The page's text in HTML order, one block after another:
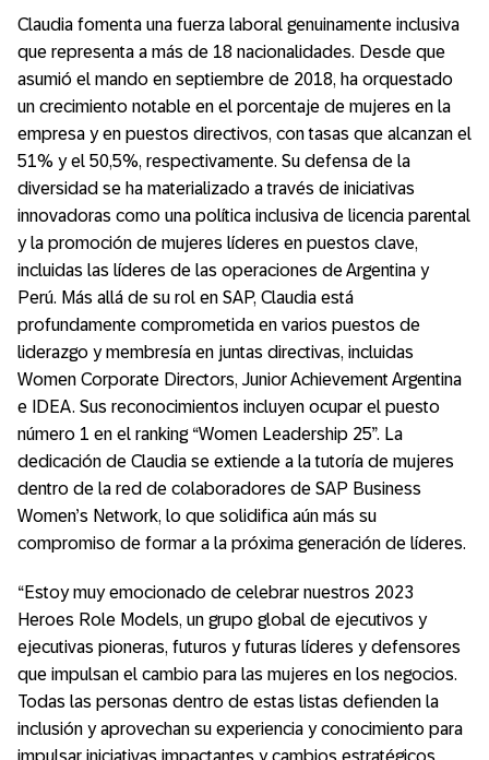
Claudia fomenta una fuerza laboral genuinamente inclusiva
que representa a más de 18 nacionalidades. Desde que
asumió el mando en septiembre de 2018, ha orquestado
un crecimiento notable en el porcentaje de mujeres en la
empresa y en puestos directivos, con tasas que alcanzan el
51% y el 50,5%, respectivamente. Su defensa de la
diversidad se ha materializado a través de iniciativas
innovadoras como una política inclusiva de licencia parental
y la promoción de mujeres líderes en puestos clave,
incluidas las líderes de las operaciones de Argentina y
Perú. Más allá de su rol en SAP, Claudia está
profundamente comprometida en varios puestos de
liderazgo y membresía en juntas directivas, incluidas
Women Corporate Directors, Junior Achievement Argentina
e IDEA. Sus reconocimientos incluyen ocupar el puesto
número 1 en el ranking “Women Leadership 25”. La
dedicación de Claudia se extiende a la tutoría de mujeres
dentro de la red de colaboradores de SAP Business
Women’s Network, lo que solidifica aún más su
compromiso de formar a la próxima generación de líderes.
“Estoy muy emocionado de celebrar nuestros 2023
Heroes Role Models, un grupo global de ejecutivos y
ejecutivas pioneras, futuros y futuras líderes y defensores
que impulsan el cambio para las mujeres en los negocios.
Todas las personas dentro de estas listas defienden la
inclusión y aprovechan su experiencia y conocimiento para
impulsar iniciativas impactantes y cambios estratégicos